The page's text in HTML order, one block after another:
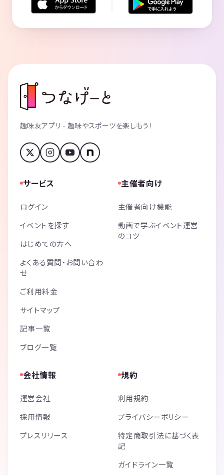
趣味友アプリ - 趣味やスポーツを楽しもう！
サービス
ログイン
イベントを探す
はじめての方へ
よくある質問・お問い合わ
せ
ご利用料金
サイトマップ
記事一覧
ブログ一覧
主催者向け
主催者向け機能
動画で学ぶイベント運営
のコツ
会社情報
運営会社
採用情報
プレスリリース
規約
利用規約
プライバシーポリシー
特定商取引法に基づく表
記
ガイドライン一覧